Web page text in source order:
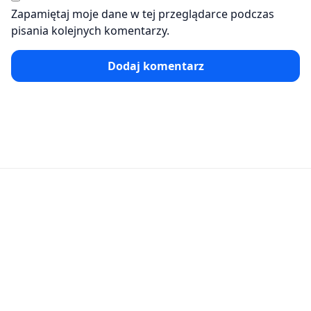
Zapamiętaj moje dane w tej przeglądarce podczas
pisania kolejnych komentarzy.
Dodaj komentarz